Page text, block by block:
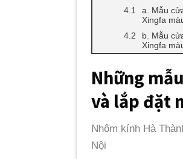
a. Mẫu
Xingfa
b. Mẫu
Xingfa
Những
và lắp đặt
Nhôm kính Hà
Nội